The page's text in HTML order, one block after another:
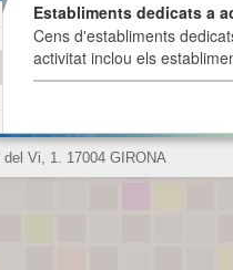
Establiments dedicats a
Cens d'establiments
activitat inclou els
del Vi, 1. 17004 GIRONA